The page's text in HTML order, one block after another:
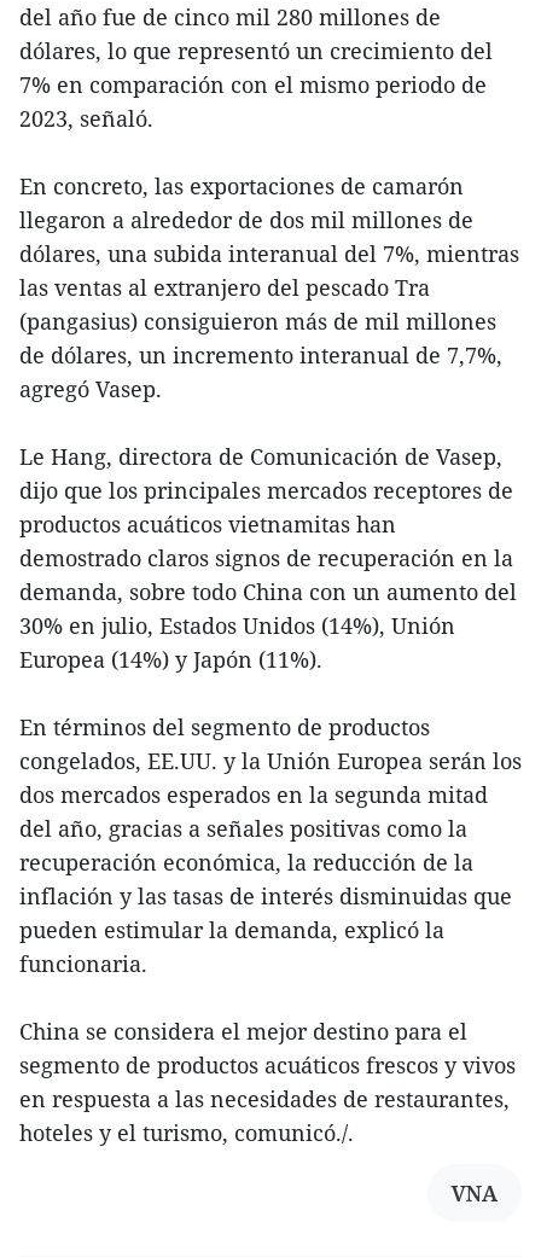
del año fue de cinco mil 280 millones de
dólares, lo que representó un crecimiento del
7% en comparación con el mismo periodo de
2023, señaló.
En concreto, las exportaciones de camarón
llegaron a alrededor de dos mil millones de
dólares, una subida interanual del 7%, mientras
las ventas al extranjero del pescado Tra
(pangasius) consiguieron más de mil millones
de dólares, un incremento interanual de 7,7%,
agregó Vasep.
Le Hang, directora de Comunicación de Vasep,
dijo que los principales mercados receptores de
productos acuáticos vietnamitas han
demostrado claros signos de recuperación en la
demanda, sobre todo China con un aumento del
30% en julio, Estados Unidos (14%), Unión
Europea (14%) y Japón (11%).
En términos del segmento de productos
congelados, EE.UU. y la Unión Europea serán los
dos mercados esperados en la segunda mitad
del año, gracias a señales positivas como la
recuperación económica, la reducción de la
inflación y las tasas de interés disminuidas que
pueden estimular la demanda, explicó la
funcionaria.
China se considera el mejor destino para el
segmento de productos acuáticos frescos y vivos
en respuesta a las necesidades de restaurantes,
hoteles y el turismo, comunicó./.
VNA